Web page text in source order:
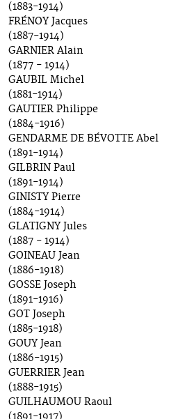
(1883-1914)
FRÉNOY Jacques
(1887-1914)
GARNIER Alain
(1877 - 1914)
GAUBIL Michel
(1881-1914)
GAUTIER Philippe
(1884-1916)
GENDARME DE BÉVOTTE Abel
(1891-1914)
GILBRIN Paul
(1891-1914)
GINISTY Pierre
(1884-1914)
GLATIGNY Jules
(1887 - 1914)
GOINEAU Jean
(1886-1918)
GOSSE Joseph
(1891-1916)
GOT Joseph
(1885-1918)
GOUY Jean
(1886-1915)
GUERRIER Jean
(1888-1915)
GUILHAUMOU Raoul